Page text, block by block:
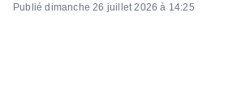
Publié dimanche 26 juillet 2026 à 14:25